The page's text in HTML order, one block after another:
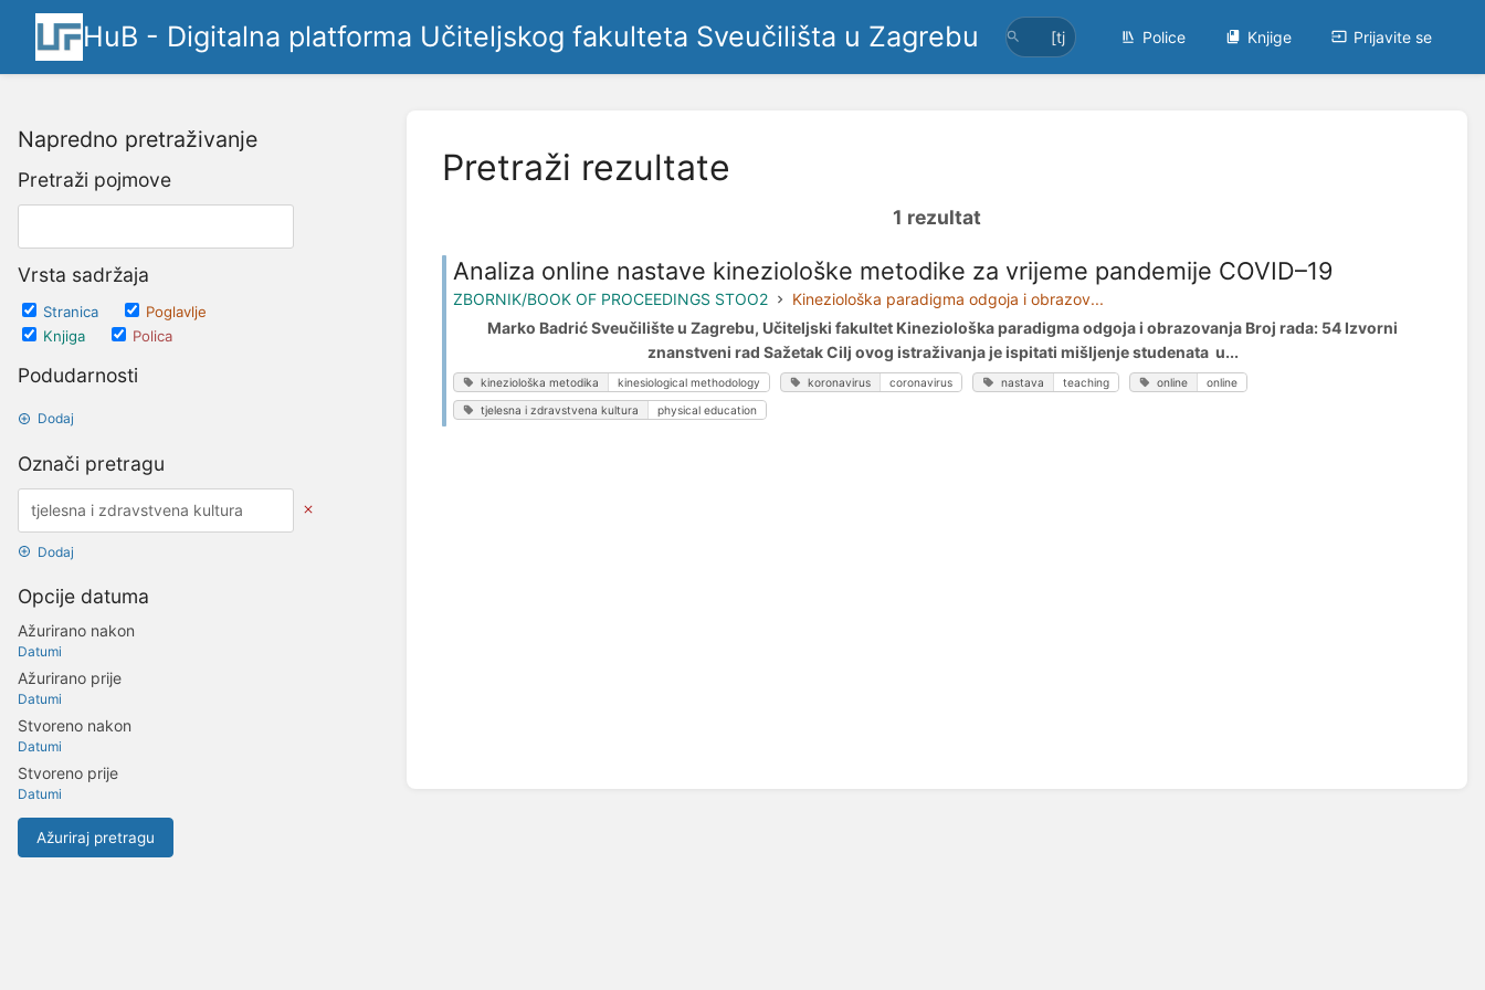
HuB - Digitalna platforma Učiteljskog fakulteta Sveučilišta u Zagrebu Police Knjige Prijavite se
Napredno pretraživanje
Pretraži pojmove
Vrsta sadržaja
Stranica
Poglavlje
Knjiga
Polica
Podudarnosti
Dodaj
Označi pretragu
Dodaj
Opcije datuma
Ažurirano nakon
Datumi
Ažurirano prije
Datumi
Stvoreno nakon
Datumi
Stvoreno prije
Datumi
Ažuriraj pretragu
Pretraži rezultate
1 rezultat
Analiza online nastave kineziološke metodike za vrijeme pandemije COVID–19
ZBORNIK/BOOK OF PROCEEDINGS STOO2
Kineziološka paradigma odgoja i obrazov...
Marko Badrić Sveučilište u Zagrebu, Učiteljski fakultet Kineziološka paradigma odgoja i obrazovanja Broj rada: 54 Izvorni
znanstveni rad Sažetak Cilj ovog istraživanja je ispitati mišljenje studenata u...
kineziološka metodika kinesiological methodology koronavirus coronavirus nastava teaching online online
tjelesna i zdravstvena kultura physical education